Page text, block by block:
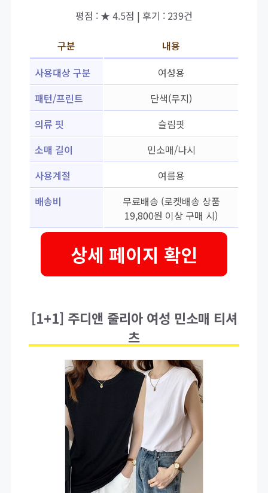
평점 : ★ 4.5점 | 후기 : 239건
구분
내용
사용대상 구분
여성용
패턴/프린트
단색(무지)
의류 핏
슬림핏
소매 길이
민소매/나시
사용계절
여름용
배송비
무료배송 (로켓배송 상품
19,800원 이상 구매 시)
상세 페이지 확인
[1+1] 주디앤 줄리아 여성 민소매 티셔
츠